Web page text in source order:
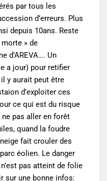
par tous les
d’erreurs. Plus
depuis 10ans. Reste
» de
d’AREVA…. Un
a jour) pour retifier
y aurait peut être
d’exploiter ces
ce qui est du risque
ne pas aller en forêt
quand la foudre
fait crouler des
éolien. Le danger
pas atteint de folie
sur une bonne infos: